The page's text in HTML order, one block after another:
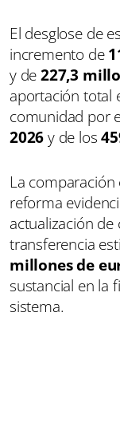
El desglose de
incremento de
y de227,3
aportación total
comunidad por
2026y de los
La comparación
reforma
actualización
transferencia
millones de
sustancial en la
sistema.